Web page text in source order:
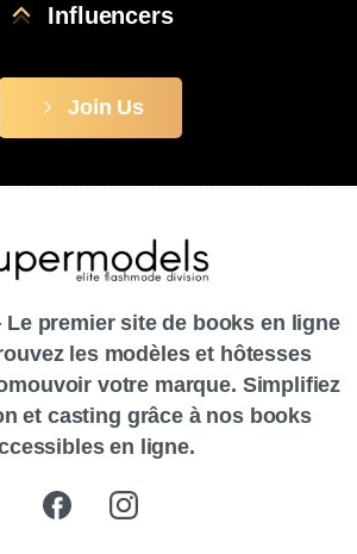
Influencers
Join Us
premier site de books en ligne
les modèles et hôtesses
votre marque. Simplifiez
et casting grâce à nos books
en ligne.